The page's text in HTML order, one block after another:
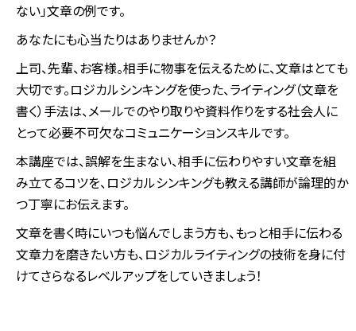
ない」文章の例です。
あなたにも心当たりはありませんか？
上司、先輩、お客様。相手に物事を伝えるために、文章はとても
大切です。ロジカルシンキングを使った、ライティング（文章を
書く）手法は、メールでのやり取りや資料作りをする社会人に
とって必要不可欠なコミュニケーションスキルです。
本講座では、誤解を生まない、相手に伝わりやすい文章を組
み立てるコツを、ロジカルシンキングも教える講師が論理的か
つ丁寧にお伝えます。
文章を書く時にいつも悩んでしまう方も、もっと相手に伝わる
文章力を磨きたい方も、ロジカルライティングの技術を身に付
けてさらなるレベルアップをしていきましょう！